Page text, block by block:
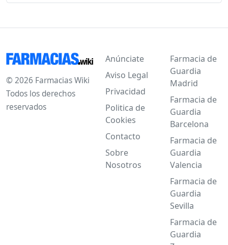
© 2026 Farmacias Wiki
Todos los derechos
reservados
Anúnciate
Aviso Legal
Privacidad
Politica de
Cookies
Contacto
Sobre
Nosotros
Farmacia de
Guardia
Madrid
Farmacia de
Guardia
Barcelona
Farmacia de
Guardia
Valencia
Farmacia de
Guardia
Sevilla
Farmacia de
Guardia